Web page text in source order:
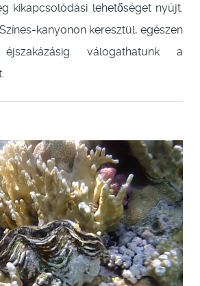
kikapcsolódási lehetőséget nyújt.
kanyonon keresztül, egészen
válogathatunk a